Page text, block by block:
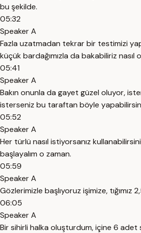
bu şekilde.
05:32
Speaker A
Fazla uzatmadan tekrar bir testimizi
küçük bardağımızla da bakabiliriz nasıl
05:41
Speaker A
Bakın onunla da gayet güzel oluyor,
isterseniz bu taraftan böyle
05:52
Speaker A
Her türlü nasıl istiyorsanız
başlayalım o zaman.
05:59
Speaker A
Gözlerimizle başlıyoruz işimize, tığımız
06:05
Speaker A
Bir sihirli halka oluşturdum, içine 6 adet